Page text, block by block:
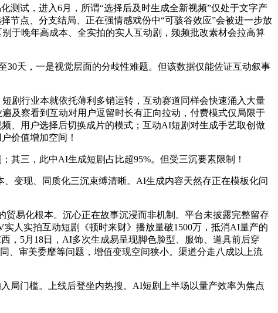
试，进入6月，所谓“选择后及时生成全新视频”仅处于文字产
节点、分支结局、正在强情感戏份中“可骇谷效应”会被进一步放
于晚年高成本、全实拍的实人互动剧，频频批改素材会拉高算
天，一是视觉层面的分歧性难题。但该数据仅能佐证互动叙事
行业本就依托薄利多销运转，互动赛道同样会快速涌入大量
及察看到互动对用户逗留时长有正向拉动，付费模式仅局限于
、用户选择后切换成片的模式；互动AI短剧对生成手艺取创做
价值增加空间！
三，此中AI生成短剧占比超95%。但受三沉要素限制！
变现、同质化三沉束缚清晰。AI生成内容天然存正在模板化问
易化根本。沉心正在故事沉浸而非机制。平台未披露完整留存
人实拍互动短剧《顿时来财》播放量破1500万，抵消AI量产的
，5月18日，AI多次生成易呈现脚色脸型、服饰、道具前后穿
、审美委靡等问题，增值变现空间狭小。渠道分走八成以上流
门槛。上线后登坐内热搜。AI短剧上半场以量产效率为焦点